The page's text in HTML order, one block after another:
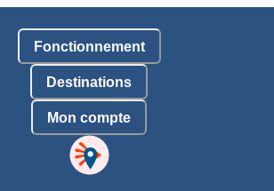
Fonctionnement
Destinations
Mon compte